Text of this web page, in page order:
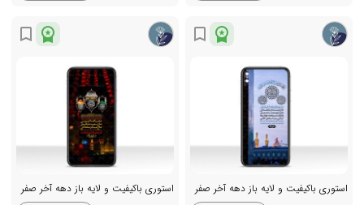
workspace_premium
bookmark_border
استوری باکیفیت و لایه باز دهه آخر صفر
workspace_premium
bookmark_border
استوری باکیفیت و لایه باز دهه آخر صفر